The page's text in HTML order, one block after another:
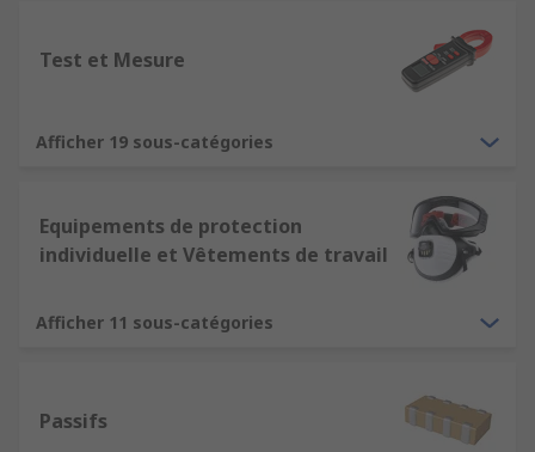
Test et Mesure
Afficher 19 sous-catégories
Equipements de protection
individuelle et Vêtements de travail
Afficher 11 sous-catégories
Passifs